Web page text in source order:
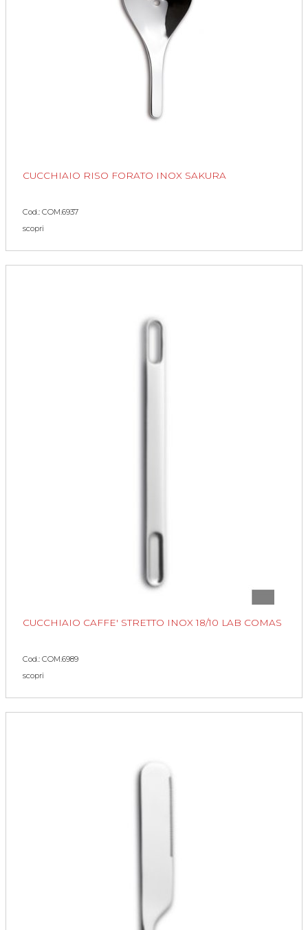
CUCCHIAIO RISO FORATO INOX SAKURA
Cod.: COM.6937
scopri
CUCCHIAIO CAFFE' STRETTO INOX 18/10 LAB COMAS
Cod.: COM.6989
scopri